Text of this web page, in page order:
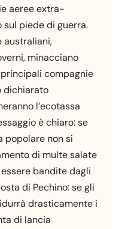
aeree extra-
sul piede di guerra.
australiani,
minacciano
compagnie
dichiarato
l’ecotassa
è chiaro: se
popolare non si
di multe salate
bandite dagli
di Pechino: se gli
drasticamente i
di lancia